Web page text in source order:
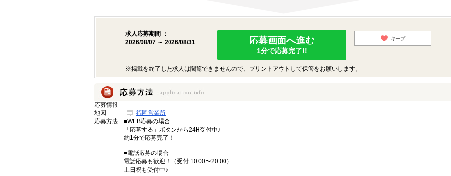
求人応募期間 ：
2026/08/07 ～ 2026/08/31
応募画面へ進む
1分で応募完了!!
キープ
※掲載を終了した求人は閲覧できませんので、プリントアウトして保管をお願いします。
応募情報
地図
福岡営業所
応募方法
■WEB応募の場合
「応募する」ボタンから24H受付中♪
約1分で応募完了！
■電話応募の場合
電話応募も歓迎！（受付:10:00〜20:00）
土日祝も受付中♪